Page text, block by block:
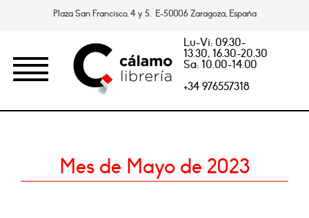
Plaza San Francisco, 4 y 5. E-50006 Zaragoza, España
Lu-Vi: 09.30-
13.30, 16.30-20.30
Sa: 10.00-14.00
+34 976557318
Mes de Mayo de 2023